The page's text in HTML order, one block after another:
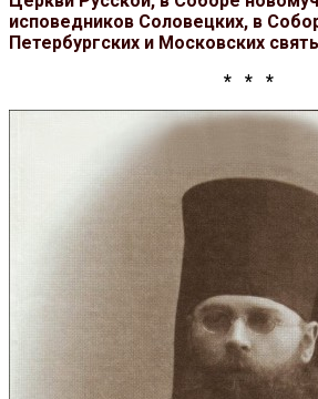
исповедников Соловецких, в
Петербургских и Московских
* * *